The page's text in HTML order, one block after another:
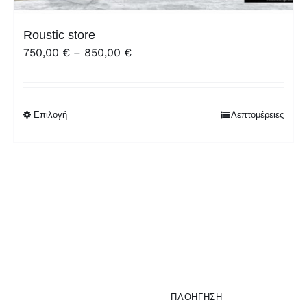
Roustic store
750,00 € – 850,00 €Price
Επιλογή Λεπτομέρειες
ΠΛΟΗΓΗΣΗ